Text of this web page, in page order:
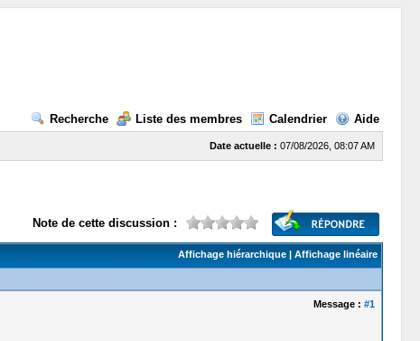
Recherche Liste des membres Calendrier Aide
Date actuelle : 07/08/2026, 08:07 AM
Note de cette discussion :
Affichage hiérarchique| Affichage linéaire
Message : #1